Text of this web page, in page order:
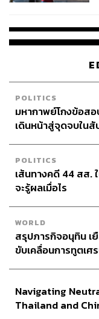
POLITICS
มหากาพย์โกงข้อส
เดินหน้าสู่จุดจบใน
POLITICS
เส้นทางคดี 44 สส.
จะรู้ผลเมื่อไร
WORLD
สรุปภารกิจอนุทิน เ
ขับเคลื่อนการทูตเศ
Navigating
Thailand and